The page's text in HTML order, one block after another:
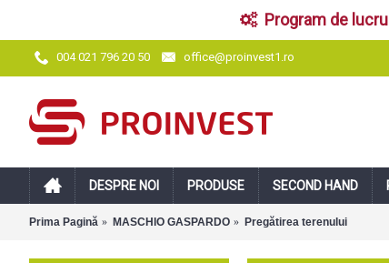
Program de
004 021 796 20 50 office@proinvest1.ro
DESPRE NOI PRODUSE SECOND HAND
Prima Pagină MASCHIO GASPARDO Pregătirea terenului